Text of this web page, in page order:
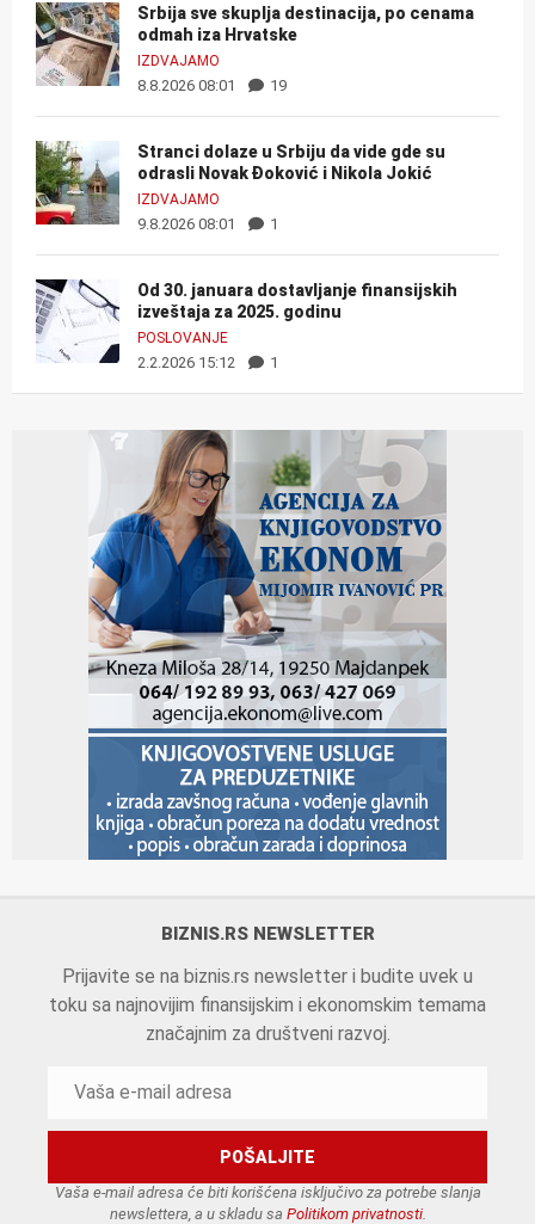
Srbija sve skuplja destinacija, po cenama
odmah iza Hrvatske
IZDVAJAMO
8.8.2026 08:01 19
Stranci dolaze u Srbiju da vide gde su
odrasli Novak Đoković i Nikola Jokić
IZDVAJAMO
9.8.2026 08:01 1
Od 30. januara dostavljanje finansijskih
izveštaja za 2025. godinu
POSLOVANJE
2.2.2026 15:12 1
BIZNIS.RS NEWSLETTER
Prijavite se na biznis.rs newsletter i budite uvek u
toku sa najnovijim finansijskim i ekonomskim temama
značajnim za društveni razvoj.
Vaša e-mail adresa će biti korišćena isključivo za potrebe slanja
newslettera, a u skladu sa Politikom privatnosti.